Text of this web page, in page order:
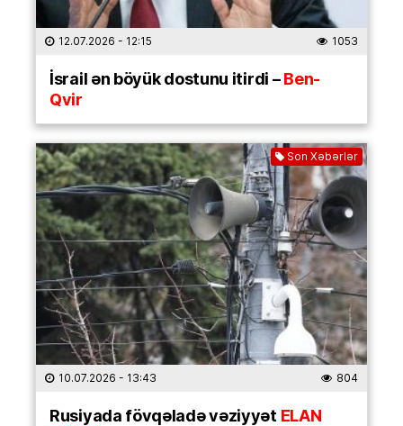
12.07.2026 - 12:15 1053
İsrail ən böyük dostunu itirdi –Ben-
Qvir
Son Xəbərlər
10.07.2026 - 13:43 804
Rusiyada fövqəladə vəziyyət ELAN